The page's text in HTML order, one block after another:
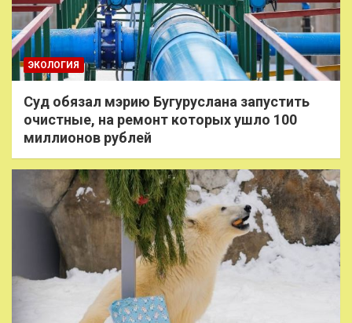
ЭКОЛОГИЯ
Суд обязал мэрию Бугуруслана запустить
очистные, на ремонт которых ушло 100
миллионов рублей